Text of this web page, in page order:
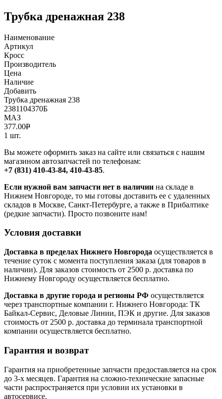
Трубка дренажная 238
Наименование
Артикул
Кросс
Производитель
Цена
Наличие
Добавить
Трубка дренажная 238
2381104370Б
МАЗ
377.00Р
1 шт.
Вы можете оформить заказ на сайте или связаться с нашим
магазином автозапчастей по телефонам:
+7 (831) 410-43-84, 410-43-85.
Если нужной вам запчасти нет в наличии на складе в
Нижнем Новгороде, то мы готовы доставить ее с удаленных
складов в Москве, Санкт-Петербурге, а также в Прибалтике
(редкие запчасти). Просто позвоните нам!
Условия доставки
Доставка в пределах Нижнего Новгорода осуществляется в
течение суток с момента поступления заказа (для товаров в
наличии). Для заказов стоимость от 2500 р. доставка по
Нижнему Новгороду осуществляется бесплатно.
Доставка в другие города и регионы РФ осуществляется
через транспортные компании г. Нижнего Новгорода: ТК
Байкал-Сервис, Деловые Линии, ПЭК и другие. Для заказов
стоимость от 2500 р. доставка до терминала транспортной
компании осуществляется бесплатно.
Гарантия и возврат
Гарантия на приобретенные запчасти предоставляется на срок
до 3-х месяцев. Гарантия на сложно-технические запасные
части распространяется при условии их установки в
автосервисе.